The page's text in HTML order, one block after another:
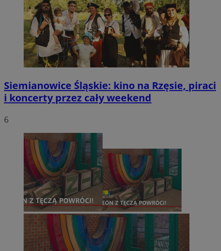
Siemianowice Śląskie: kino na Rzęsie, piraci
i koncerty przez cały weekend
6